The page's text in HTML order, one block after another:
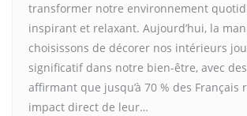
transformer notre environnement
inspirant et relaxant. Aujourd’hui, la
choisissons de décorer nos intérieurs
significatif dans notre bien-être, avec
affirmant que jusqu’à 70 % des Français
impact direct de leur…